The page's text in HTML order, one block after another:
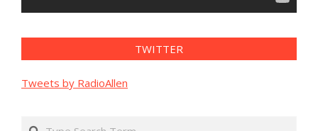
TWITTER
Tweets by RadioAllen
Search